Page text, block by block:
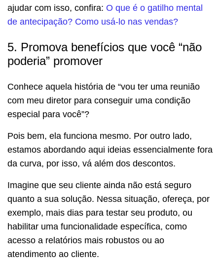
ajudar com isso, confira: O que é o gatilho mental
de antecipação? Como usá-lo nas vendas?
5. Promova benefícios que você “não
poderia” promover
Conhece aquela história de “vou ter uma reunião
com meu diretor para conseguir uma condição
especial para você”?
Pois bem, ela funciona mesmo. Por outro lado,
estamos abordando aqui ideias essencialmente fora
da curva, por isso, vá além dos descontos.
Imagine que seu cliente ainda não está seguro
quanto a sua solução. Nessa situação, ofereça, por
exemplo, mais dias para testar seu produto, ou
habilitar uma funcionalidade específica, como
acesso a relatórios mais robustos ou ao
atendimento ao cliente.